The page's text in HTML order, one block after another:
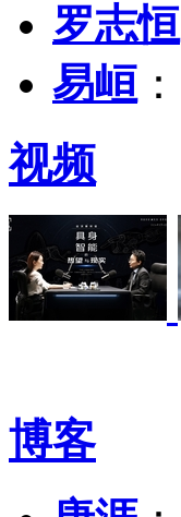
罗志恒
易峘 ：
视频
博客